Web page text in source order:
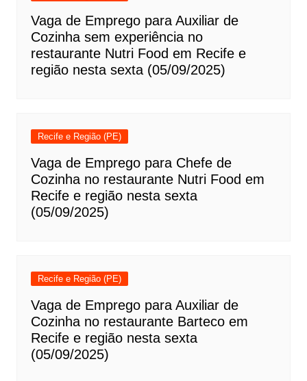
Vaga de Emprego para Auxiliar de
Cozinha sem experiência no
restaurante Nutri Food em Recife e
região nesta sexta (05/09/2025)
Recife e Região (PE)
Vaga de Emprego para Chefe de
Cozinha no restaurante Nutri Food em
Recife e região nesta sexta
(05/09/2025)
Recife e Região (PE)
Vaga de Emprego para Auxiliar de
Cozinha no restaurante Barteco em
Recife e região nesta sexta
(05/09/2025)